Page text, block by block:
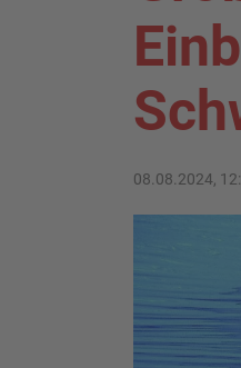
08.08.2024,